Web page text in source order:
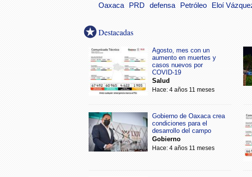
Oaxaca PRD defensa Petróleo Eloí
Destacadas
Agosto, mes con un
aumento en muertes y
casos nuevos por
COVID-19
Salud
Hace: 4 años 11 meses
Gobierno de Oaxaca crea
condiciones para el
desarrollo del campo
Gobierno
Hace: 4 años 11 meses